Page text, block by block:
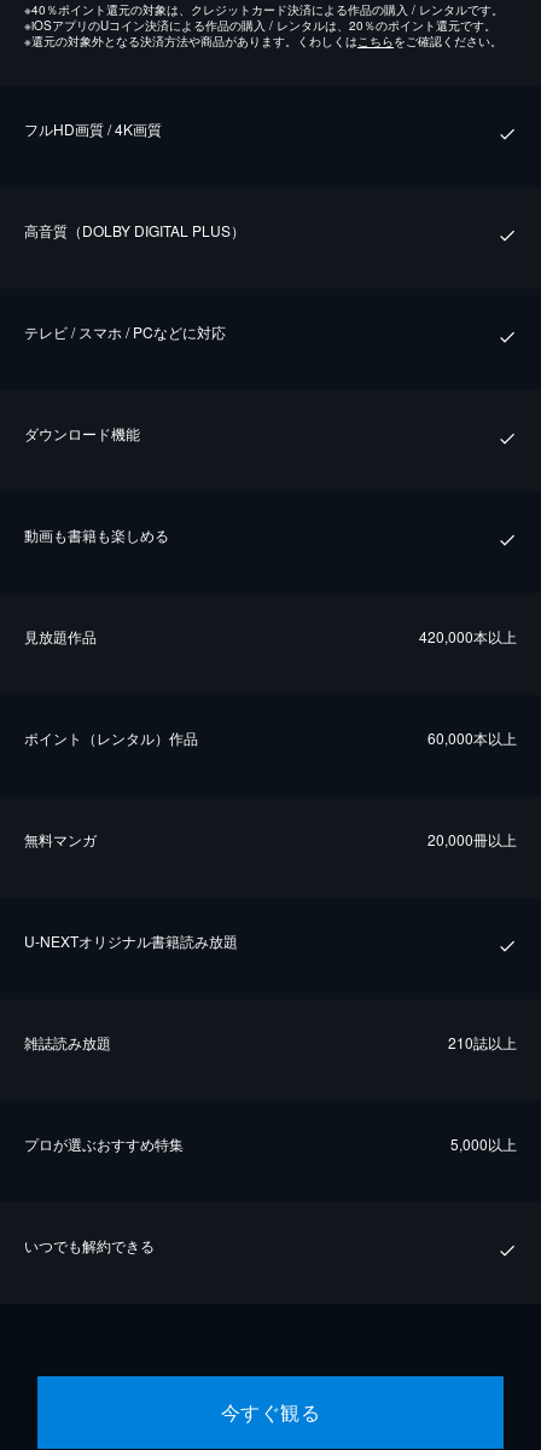
※40％ポイント還元の対象は、クレジットカード決済による作品の購入 / レンタルです。
※iOSアプリのUコイン決済による作品の購入 / レンタルは、20％のポイント還元です。
※還元の対象外となる決済方法や商品があります。くわしくはこちらをご確認ください。
フルHD画質 / 4K画質
⾼⾳質（DOLBY DIGITAL PLUS）
テレビ / スマホ / PCなどに対応
ダウンロード機能
動画も書籍も楽しめる
⾒放題作品 420,000本以上
ポイント（レンタル）作品 60,000本以上
無料マンガ 20,000冊以上
U-NEXTオリジナル書籍読み放題
雑誌読み放題 210誌以上
プロが選ぶおすすめ特集 5,000以上
いつでも解約できる
今すぐ観る